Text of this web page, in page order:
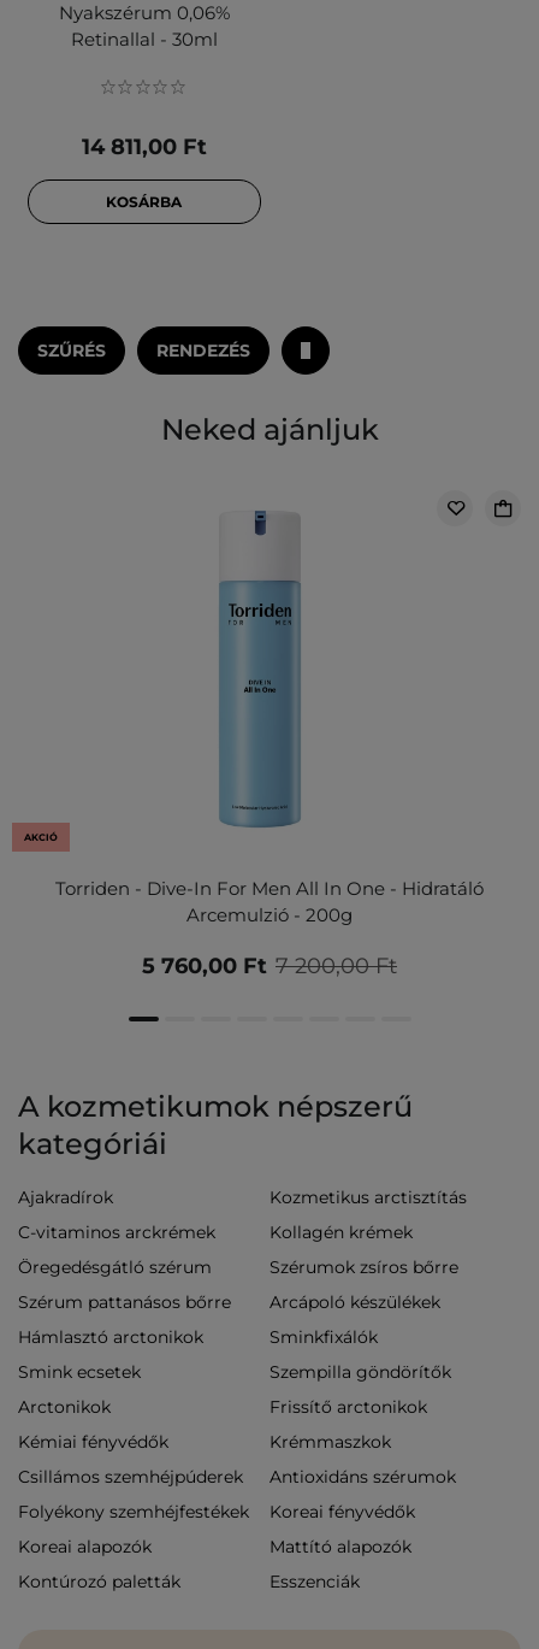
Nyakszérum 0,06%
Retinallal - 30ml
14 811,00 Ft
KOSÁRBA
SZŰRÉS RENDEZÉS
Neked ajánljuk
AKCIÓ
Torriden - Dive-In For Men All In One - Hidratáló
Arcemulzió - 200g
7 200,00 Ft
5 760,00 Ft
A kozmetikumok népszerű
kategóriái
Ajakradírok
Kozmetikus arctisztítás
C-vitaminos arckrémek
Kollagén krémek
Öregedésgátló szérum
Szérumok zsíros bőrre
Szérum pattanásos bőrre
Arcápoló készülékek
Hámlasztó arctonikok
Sminkfixálók
Smink ecsetek
Szempilla göndörítők
Arctonikok
Frissítő arctonikok
Kémiai fényvédők
Krémmaszkok
Csillámos szemhéjpúderek
Antioxidáns szérumok
Folyékony szemhéjfestékek
Koreai fényvédők
Koreai alapozók
Mattító alapozók
Kontúrozó paletták
Esszenciák